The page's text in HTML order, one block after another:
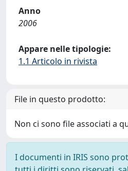
Anno
2006
Appare nelle tipologie:
1.1 Articolo in rivista
File in questo prodotto:
Non ci sono file associati a
I documenti in IRIS sono